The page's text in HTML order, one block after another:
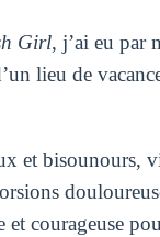
Girl, j’ai eu par
lieu de
et bisounours,
et courageuse